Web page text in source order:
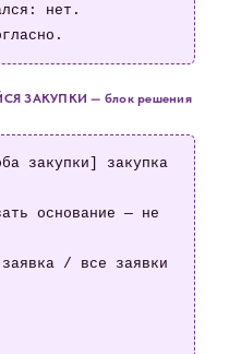
нет.
ЗАКУПКИ — блок решения
закупки] закупка
основание — не
/ все заявки